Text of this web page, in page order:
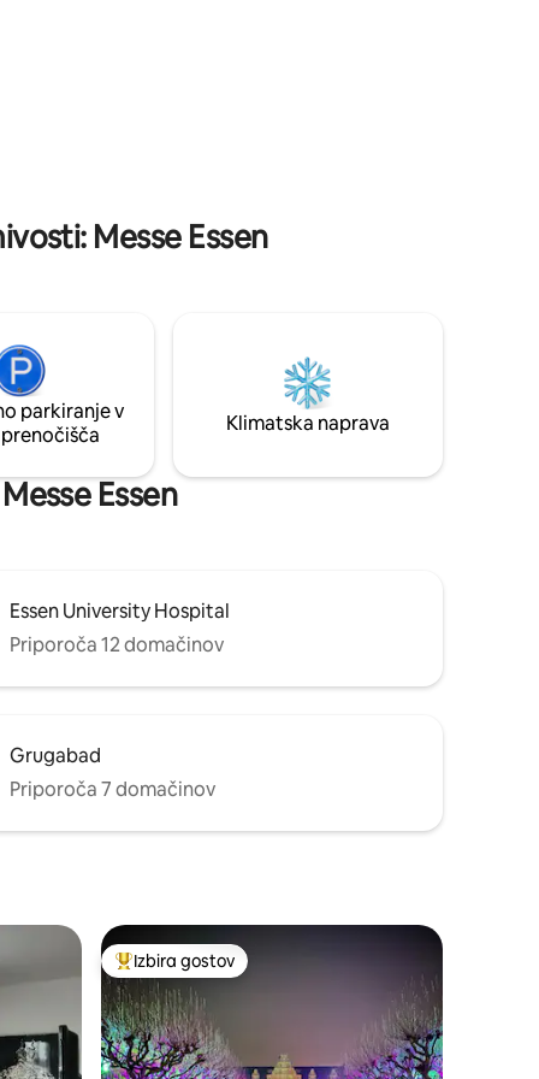
Messe Essen
parkiranje v
Klimatska naprava
Essen
Essen University Hospital
Priporoča 12 domačinov
Grugabad
Priporoča 7 domačinov
Najbolj priljubljena prenočišča z značko »Izbira
Izbira gostov